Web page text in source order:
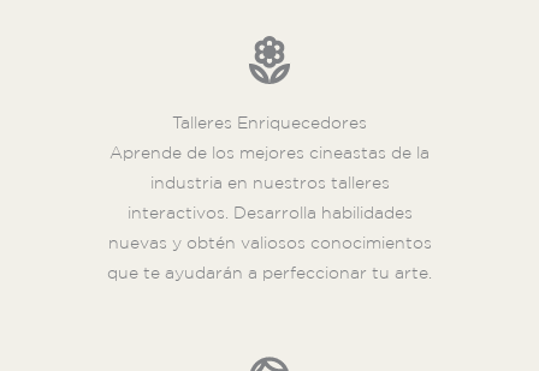
Talleres Enriquecedores
Aprende de los mejores cineastas de la
industria en nuestros talleres
interactivos. Desarrolla habilidades
nuevas y obtén valiosos conocimientos
que te ayudarán a perfeccionar tu arte.